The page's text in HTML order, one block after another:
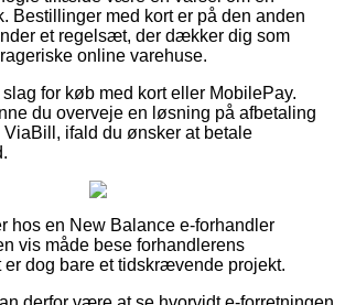
Bestillinger med kort er på den anden
et regelsæt, der dækker dig som
online varehuse.
for køb med kort eller MobilePay.
du overveje en løsning på afbetaling
ViaBill, ifald du ønsker at betale
hos en New Balance e-forhandler
vis måde bese forhandlerens
er dog bare et tidskrævende projekt.